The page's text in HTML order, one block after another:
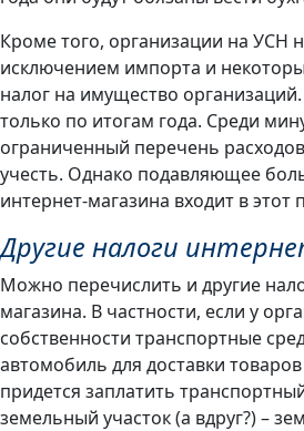
Кроме того, организации на УСН
исключением импорта и
налог на имущество
только по итогам года. Среди
ограниченный перечень
учесть. Однако подавляющее
интернет-магазина входит в этот
Другие налоги
Можно перечислить и другие
магазина. В частности, если у
собственности транспортные
автомобиль для доставки
придется заплатить
земельный участок (а вдруг?) –